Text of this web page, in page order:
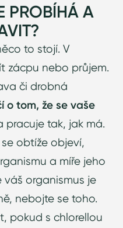
PROBÍHÁ A
to stojí. V
zácpu nebo průjem.
či drobná
o tom, že se vaše
pracuje tak, jak má.
obtíže objeví,
a míře jeho
váš organismus je
nebojte se toho.
pokud s chlorellou